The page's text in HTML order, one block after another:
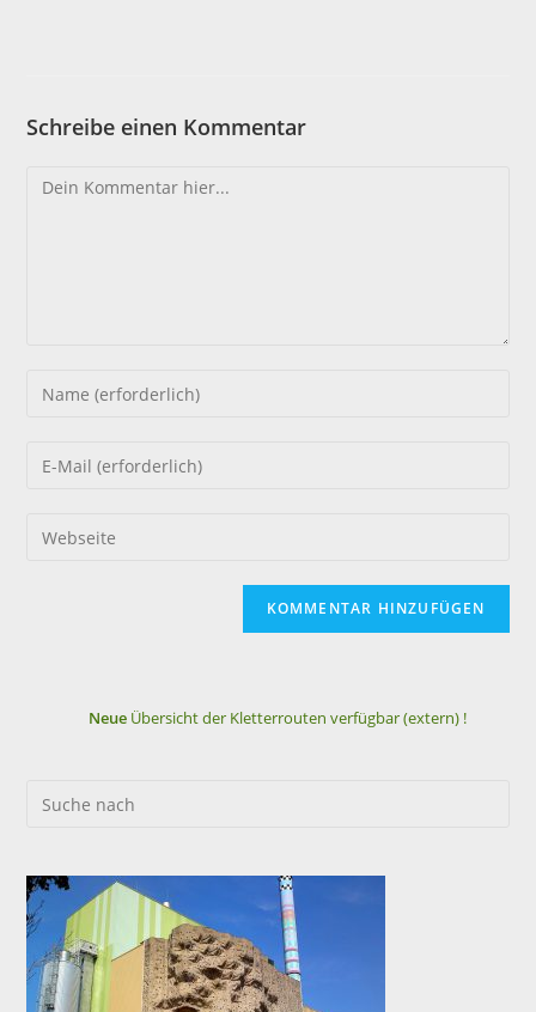
Schreibe einen Kommentar
NeueÜbersicht der Kletterrouten verfügbar (extern) !